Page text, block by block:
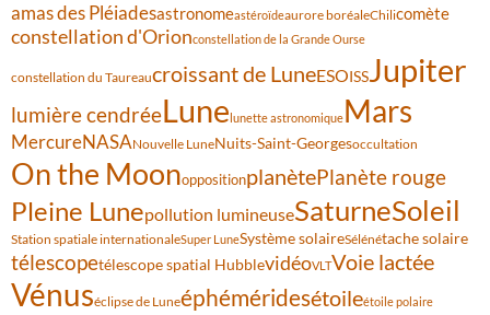
amas des Pléiadesastronomeastéroïdeaurore boréaleChilicomète
constellation d'Orionconstellation de la Grande Ourse
constellation du Taureaucroissant de LuneESOISSJupiter
lumière cendréeLune lunette astronomiqueMars
MercureNASANouvelle LuneNuits-Saint-Georgesoccultation
On the MoonoppositionplanètePlanète rouge
Pleine Lunepollution lumineuseSaturneSoleil
Station spatiale internationaleSuper LuneSystème solaireSélénétache solaire
télescopetélescope spatial HubblevidéoVLTVoie lactée
Vénuséclipse de Luneéphéméridesétoileétoile polaire